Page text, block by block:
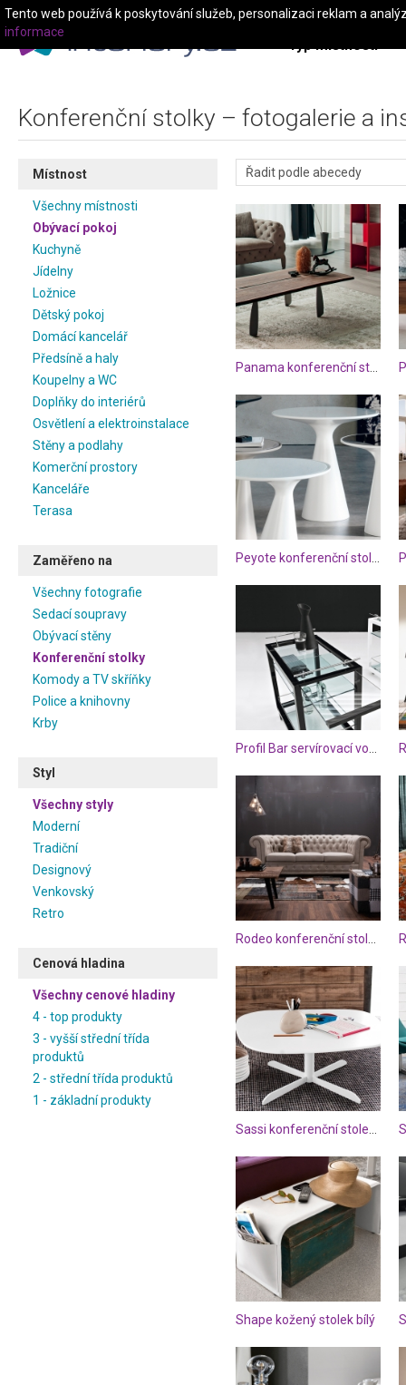
Typ místnosti
Konferenční stolky – fotogalerie a
Místnost
Všechny místnosti
Obývací pokoj
Kuchyně
Jídelny
Ložnice
Dětský pokoj
Domácí kancelář
Předsíně a haly
Koupelny a WC
Doplňky do interiérů
Osvětlení a elektroinstalace
Stěny a podlahy
Komerční prostory
Kanceláře
Terasa
Zaměřeno na
Všechny fotografie
Sedací soupravy
Obývací stěny
Konferenční stolky
Komody a TV skříňky
Police a knihovny
Krby
Styl
Všechny styly
Moderní
Tradiční
Designový
Venkovský
Retro
Cenová hladina
Všechny cenové hladiny
4 - top produkty
3 - vyšší střední třída
produktů
2 - střední třída produktů
1 - základní produkty
Shape kožený stolek bílý
Tento web používá k poskytování služeb, personalizaci reklam a
informace